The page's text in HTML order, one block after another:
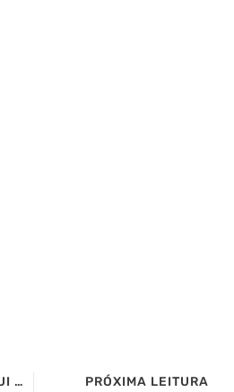
ANTERIORMENTE AQUI NO SITE>>> PRÓXIMA LEITURA